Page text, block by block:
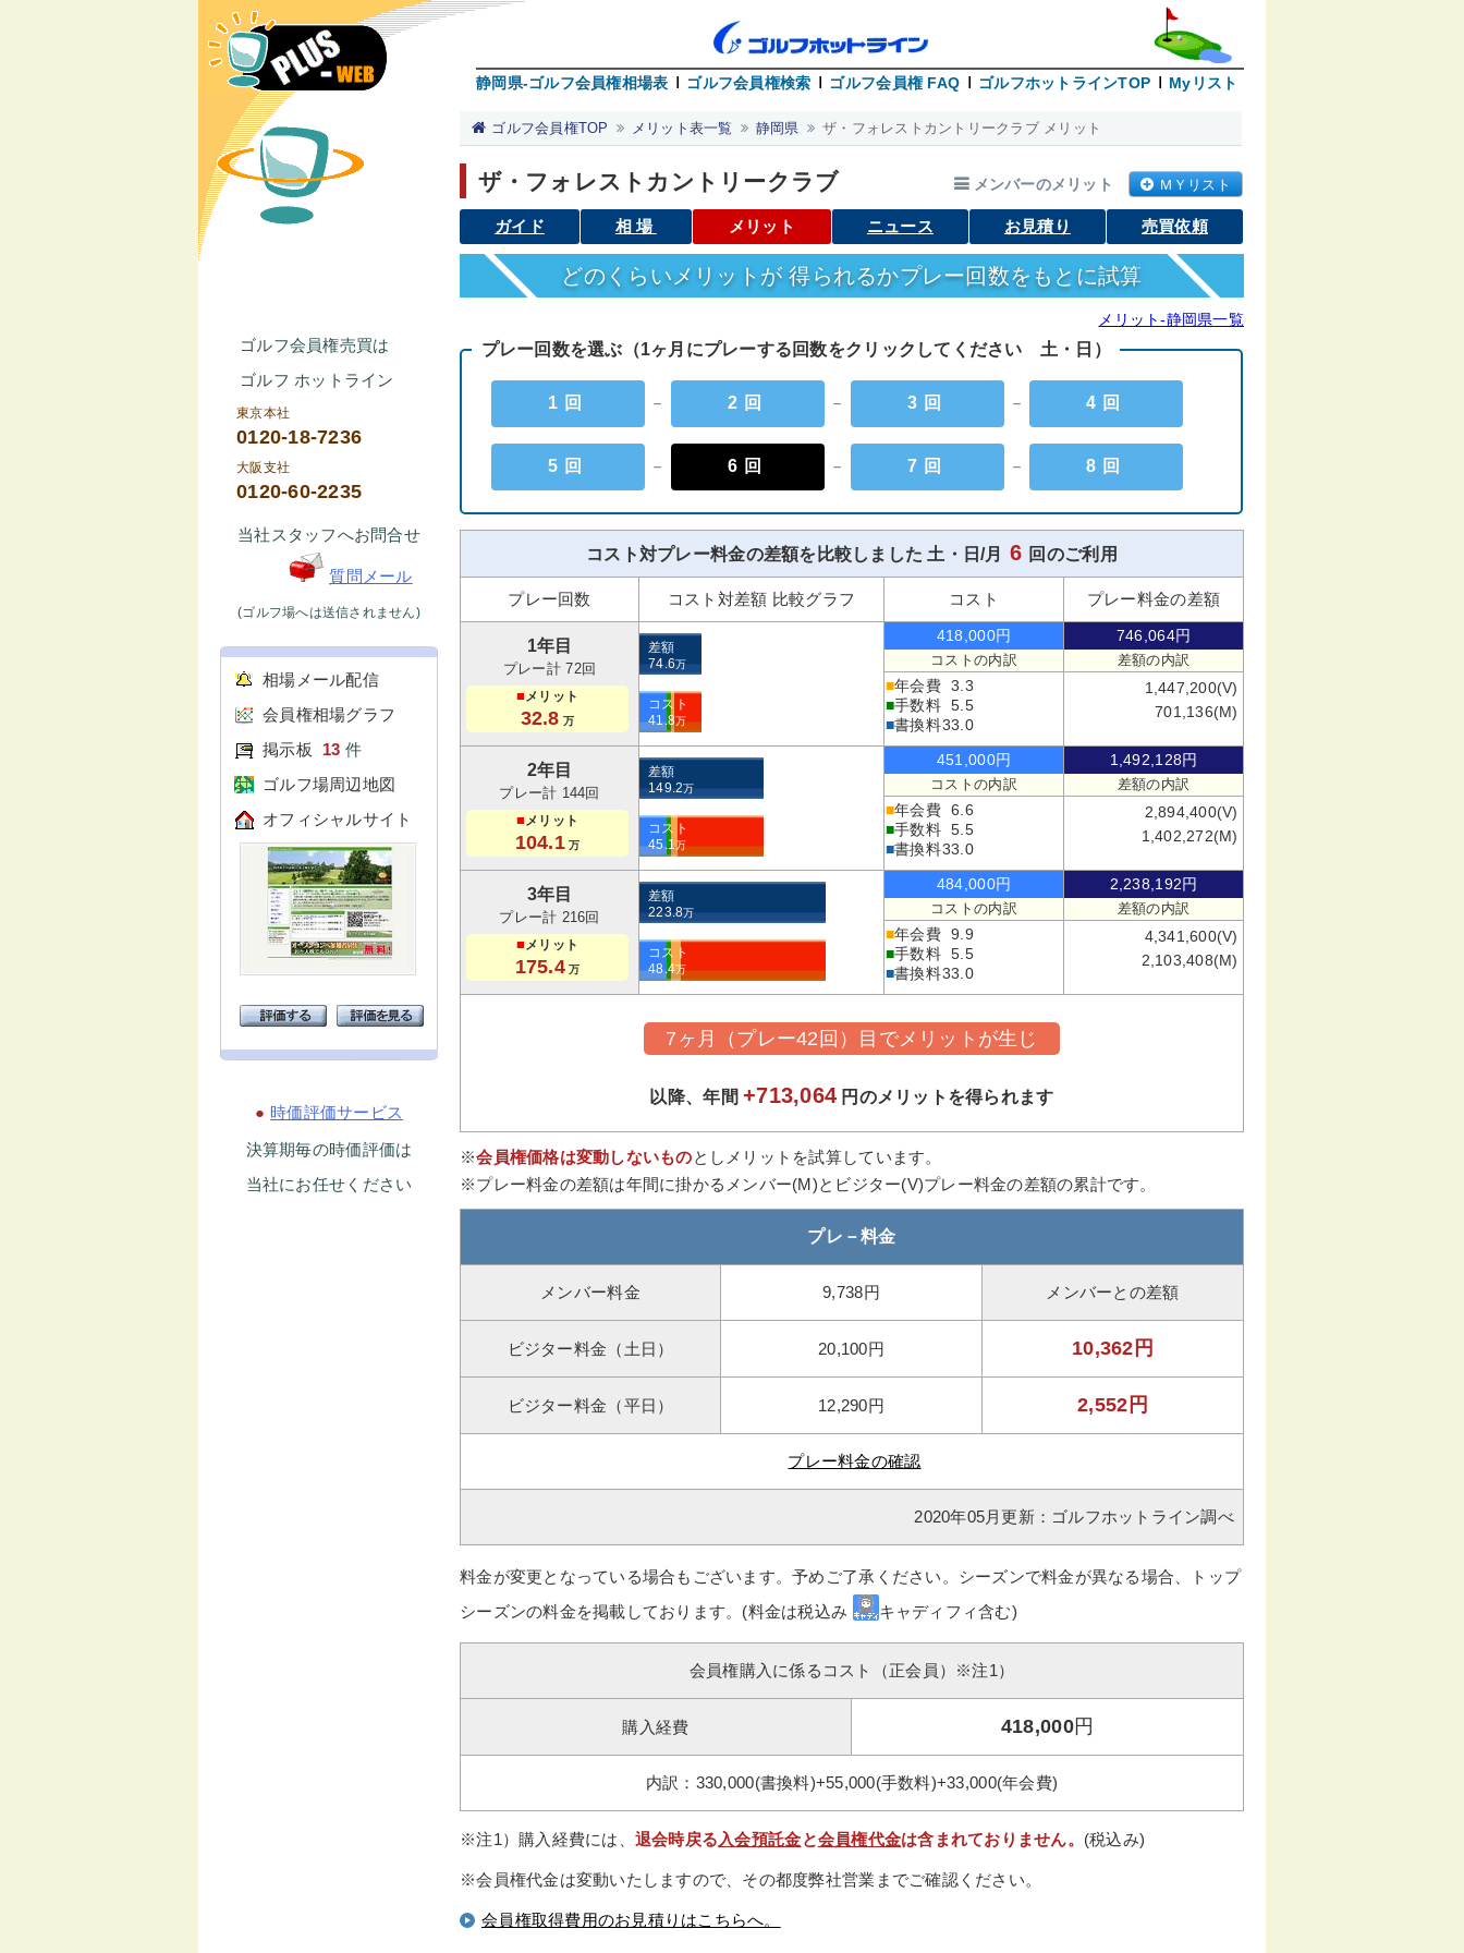
静岡県-ゴルフ会員権相場表 ゴルフ会員権検索 ゴルフ会員権 FAQ ゴルフホットラインTOP Myリスト
ゴルフ会員権売買は
ゴルフ ホットライン
東京本社
0120-18-7236
大阪支社
0120-60-2235
当社スタッフへお問合せ
質問メール
(ゴルフ場へは送信されません)
相場メール配信
会員権相場グラフ
掲示板
13 件
ゴルフ場周辺地図
オフィシャルサイト
● 時価評価サービス
決算期毎の時価評価は
当社にお任せください
ゴルフ会員権TOP メリット表一覧 静岡県 ザ・フォレストカントリークラブ メリット
ザ・フォレストカントリークラブ メンバーのメリット ＭＹリスト
ガイド 相場 メリット ニュース お見積り 売買依頼
どのくらいメリットが 得られるかプレー回数をもとに試算
メリット-静岡県一覧
プレー回数を選ぶ（1ヶ月にプレーする回数をクリックしてください 土・日）
1回 － 2回 － 3回 － 4回
5回 － 6回 － 7回 － 8回
コスト対プレー料金の差額を比較しました 土・日/月 6 回のご利用
プレー回数 コスト対差額 比較グラフ コスト プレー料金の差額
1年目
プレー計 72回
■メリット
32.8 万
差額
74.6万
コスト
41.8万
418,000円
コストの内訳
■年会費 3.3
■手数料 5.5
■書換料33.0
746,064円
差額の内訳
1,447,200(V)
701,136(M)
2年目
プレー計 144回
■メリット
104.1万
差額
149.2万
コスト
45.1万
451,000円
コストの内訳
■年会費 6.6
■手数料 5.5
■書換料33.0
1,492,128円
差額の内訳
2,894,400(V)
1,402,272(M)
3年目
プレー計 216回
■メリット
175.4万
差額
223.8万
コスト
48.4万
484,000円
コストの内訳
■年会費 9.9
■手数料 5.5
■書換料33.0
2,238,192円
差額の内訳
4,341,600(V)
2,103,408(M)
7ヶ月（プレー42回）目でメリットが生じ
以降、年間+713,064 円のメリットを得られます
※会員権価格は変動しないものとしメリットを試算しています。
※プレー料金の差額は年間に掛かるメンバー(M)とビジター(V)プレー料金の差額の累計です。
プレ－料金
メンバー料金 9,738円 メンバーとの差額
ビジター料金（土日） 20,100円 10,362円
ビジター料金（平日） 12,290円 2,552円
プレー料金の確認
2020年05月更新：ゴルフホットライン調べ
料金が変更となっている場合もございます。予めご了承ください。シーズンで料金が異なる場合、トップ
シーズンの料金を掲載しております。(料金は税込み
キャディフィ含む)
会員権購入に係るコスト（正会員）※注1）
購入経費 418,000円
内訳：330,000(書換料)+55,000(手数料)+33,000(年会費)
※注1）購入経費には、 退会時戻る 入会預託金と会員権代金は含まれておりません。 (税込み)
※会員権代金は変動いたしますので、その都度弊社営業までご確認ください。
会員権取得費用のお見積りはこちらへ。